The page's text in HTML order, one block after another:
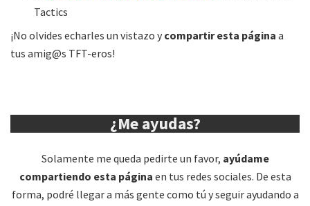
Tactics
¡No olvides echarles un vistazo y compartir esta página a
tus amig@s TFT-eros!
¿Me ayudas?
Solamente me queda pedirte un favor, ayúdame
compartiendo esta página en tus redes sociales. De esta
forma, podré llegar a más gente como tú y seguir ayudando a